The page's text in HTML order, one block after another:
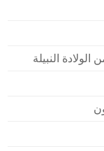
النبيلة